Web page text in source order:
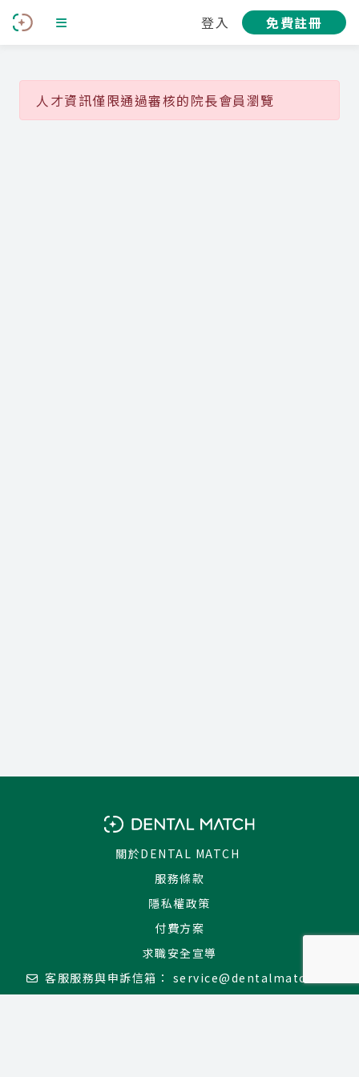
登入 免費註冊
人才資訊僅限通過審核的院長會員瀏覽
關於DENTAL MATCH
服務條款
隱私權政策
付費方案
求職安全宣導
客服服務與申訴信箱： service@dentalmatch.tw